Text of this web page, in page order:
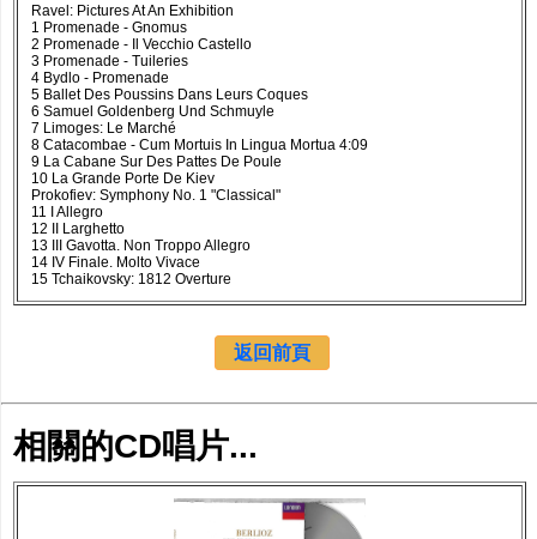
Ravel: Pictures At An Exhibition
1 Promenade - Gnomus
2 Promenade - Il Vecchio Castello
3 Promenade - Tuileries
4 Bydlo - Promenade
5 Ballet Des Poussins Dans Leurs Coques
6 Samuel Goldenberg Und Schmuyle
7 Limoges: Le Marché
8 Catacombae - Cum Mortuis In Lingua Mortua 4:09
9 La Cabane Sur Des Pattes De Poule
10 La Grande Porte De Kiev
Prokofiev: Symphony No. 1 "Classical"
11 I Allegro
12 II Larghetto
13 III Gavotta. Non Troppo Allegro
14 IV Finale. Molto Vivace
15 Tchaikovsky: 1812 Overture
返回前頁
相關的CD唱片...